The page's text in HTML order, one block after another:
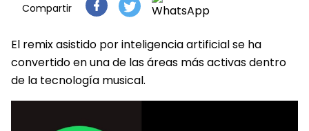
Compartir
El remix asistido por inteligencia artificial se ha
convertido en una de las áreas más activas dentro
de la tecnología musical.